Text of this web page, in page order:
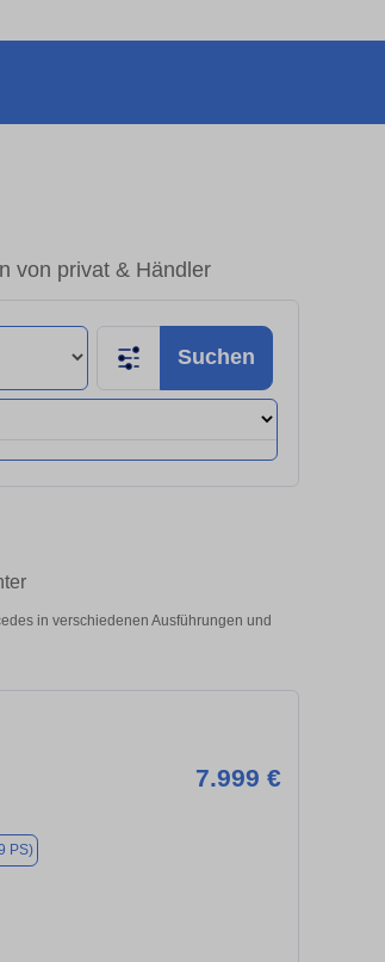
von privat & Händler
Suchen
in verschiedenen Ausführungen und
7.999 €
PS)